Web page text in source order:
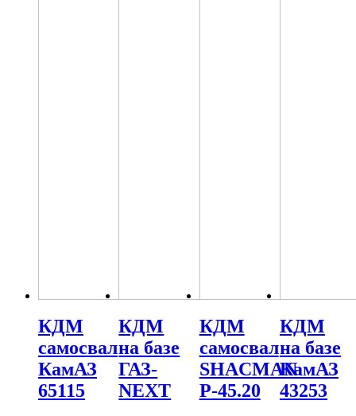
КДМ
самосвал
КамАЗ
65115
КДМ
на базе
ГАЗ-
NEXT
КДМ
самосвал
SHACMAN
Р-45.20
КДМ
на базе
КамАЗ
43253